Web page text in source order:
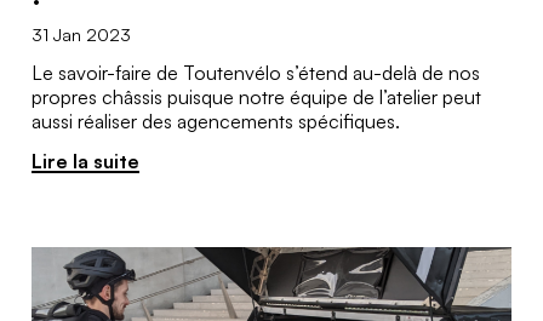
31 Jan 2023
Le savoir-faire de Toutenvélo s’étend au-delà de nos
propres châssis puisque notre équipe de l’atelier peut
aussi réaliser des agencements spécifiques.
Lire la suite